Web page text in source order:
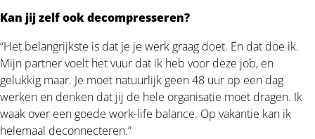
Kan jij zelf ook decompresseren?
“Het belangrijkste is dat je je werk graag doet. En dat doe ik.
Mijn partner voelt het vuur dat ik heb voor deze job, en
gelukkig maar. Je moet natuurlijk geen 48 uur op een dag
werken en denken dat jij de hele organisatie moet dragen. Ik
waak over een goede work-life balance. Op vakantie kan ik
helemaal deconnecteren.”